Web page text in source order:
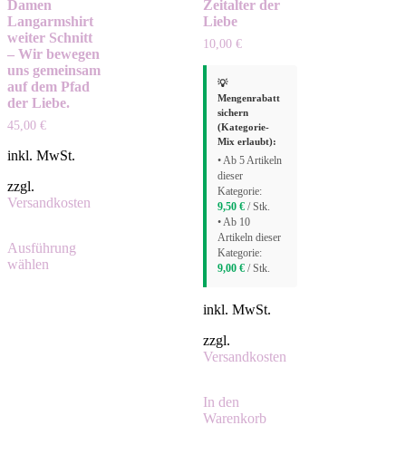
Damen
Langarmshirt
weiter Schnitt
– Wir bewegen
uns gemeinsam
auf dem Pfad
der Liebe.
45,00 €
inkl. MwSt.
zzgl.
Versandkosten
Ausführung
wählen
Zeitalter der
Liebe
10,00 €
💡
Mengenrabatt
sichern
(Kategorie-
Mix erlaubt):
• Ab 5 Artikeln
dieser
Kategorie:
9,50 € / Stk.
• Ab 10
Artikeln dieser
Kategorie:
9,00 € / Stk.
inkl. MwSt.
zzgl.
Versandkosten
In den
Warenkorb